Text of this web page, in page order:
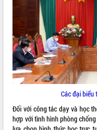
Hội thảo góp ý hồ sơ điều chỉnh quy
hoạch tỉnh Đắk Lắk thời kỳ 2021-
tầm nhìn đến năm 2050
Nâng cao hiệu quả hoạt động của
doanh nghiệp nhà nước
Hội nghị triển khai kết nối mạng
truyền số liệu chuyên dùng phục
quan Đảng, Nhà nước
Lễ phát động chuỗi hoạt động
Xã Ea Kar bước chuyển mình trong
công tác cải cách hành chính mô
Các đại
Đối với công tác dạy và học
hợp với tình hình phòng